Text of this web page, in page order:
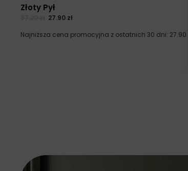
Złoty Pył
27.90 zł
Najniższa cena promocyjna z ostatnich 30 dni: 27.90